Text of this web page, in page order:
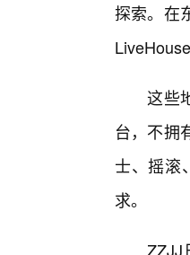
探索。在
这些
台，不拥
士、摇滚
求。
ZZJJ